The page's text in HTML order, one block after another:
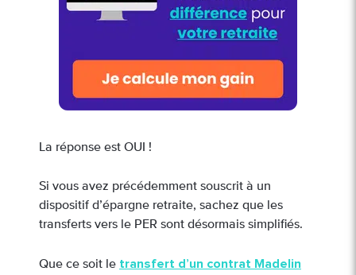
La réponse est OUI !
Si vous avez précédemment souscrit à un
dispositif d’épargne retraite, sachez que les
transferts vers le PER sont désormais simplifiés.
Que ce soit le transfert d’un contrat Madelin